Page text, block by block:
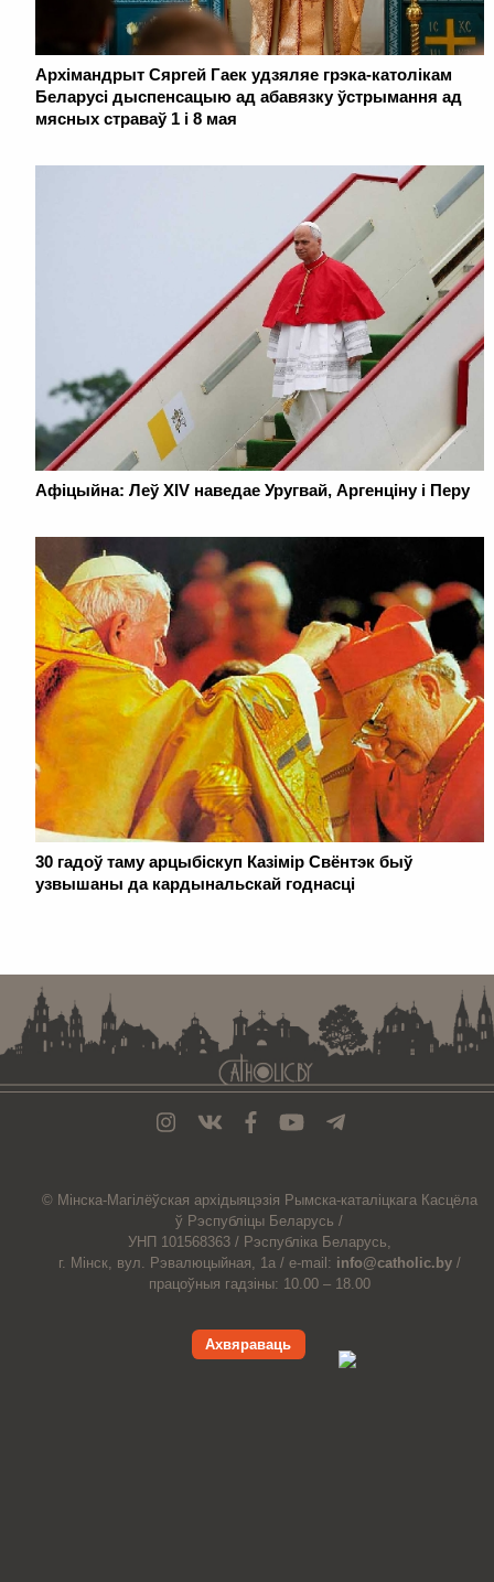
Архімандрыт Сяргей Гаек удзяляе грэка-католікам
Беларусі дыспенсацыю ад абавязку ўстрымання ад
мясных страваў 1 і 8 мая
Афіцыйна: Леў XIV наведае Уругвай, Аргенціну і Перу
30 гадоў таму арцыбіскуп Казімір Свёнтэк быў
узвышаны да кардынальскай годнасці
© Мiнска-Магiлёўская архiдыяцэзiя Рымска-каталіцкага Касцёла
ў Рэспубліцы Беларусь /
УНП 101568363 / Рэспубліка Беларусь,
г. Мінск, вул. Рэвалюцыйная, 1а / e-mail: info@catholic.by /
працоўныя гадзіны: 10.00 – 18.00
Ахвяраваць